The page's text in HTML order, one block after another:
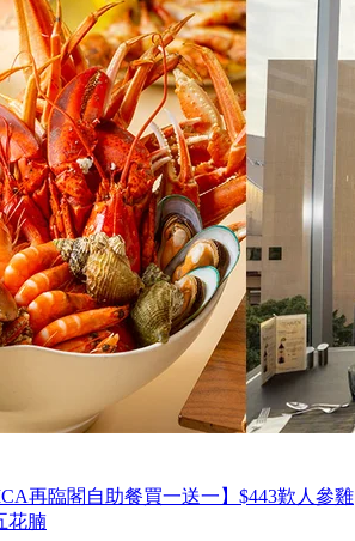
再臨閣自助餐買一送一】$443歎人參雞
花腩